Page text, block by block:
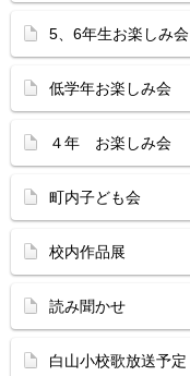
5、6年生お楽しみ会
低学年お楽しみ会
４年 お楽しみ会
町内子ども会
校内作品展
読み聞かせ
白山小校歌放送予定